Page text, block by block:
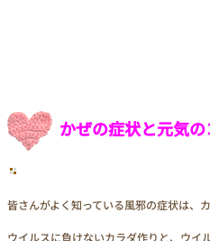
かぜの症状と元気の
皆さんがよく知っている風邪の症状は、
ウイルスに負けないカラダ作りと、ウイ